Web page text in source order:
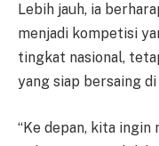
Lebih jauh, ia
menjadi kompetisi
tingkat nasional,
yang siap bersaing
“Ke depan, kita